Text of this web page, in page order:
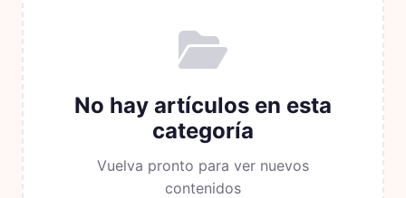
No hay artículos en esta
categoría
Vuelva pronto para ver nuevos
contenidos